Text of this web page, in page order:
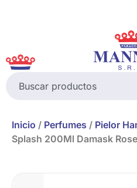
Inicio / Perfumes / Pielor
Splash 200Ml Damask Rose